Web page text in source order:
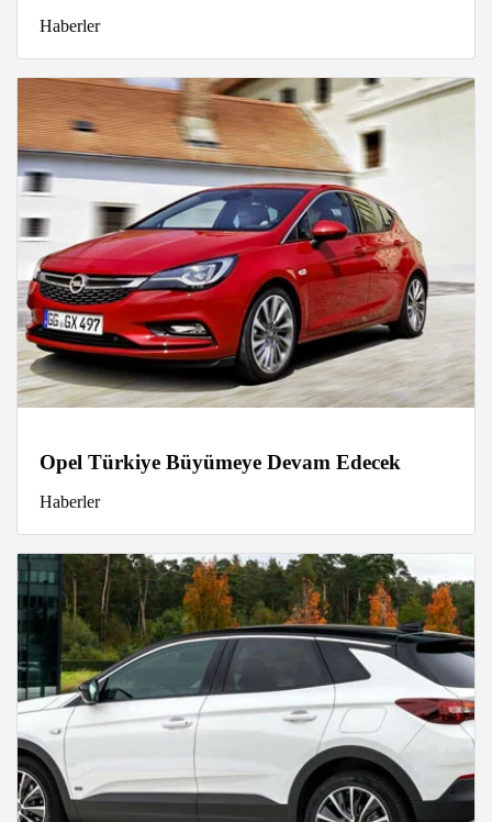
Haberler
Opel Türkiye Büyümeye Devam Edecek
Haberler